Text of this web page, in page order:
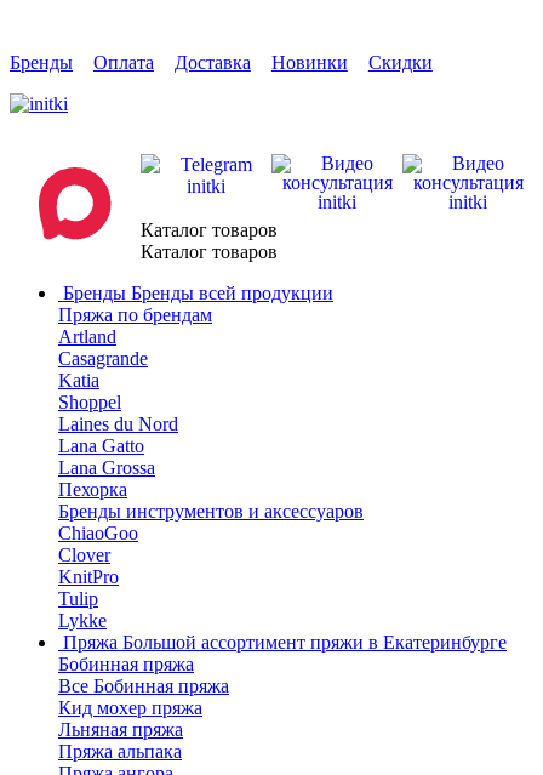
Бренды Оплата Доставка Новинки Скидки
Каталог товаров
Каталог товаров
Бренды Бренды всей продукции
Пряжа по брендам
Artland
Casagrande
Katia
Shoppel
Laines du Nord
Lana Gatto
Lana Grossa
Пехорка
Бренды инструментов и аксессуаров
ChiaoGoo
Clover
KnitPro
Tulip
Lykke
Пряжа Большой ассортимент пряжи в Екатеринбурге
Бобинная пряжа
Все Бобинная пряжа
Кид мохер пряжа
Льняная пряжа
Пряжа альпака